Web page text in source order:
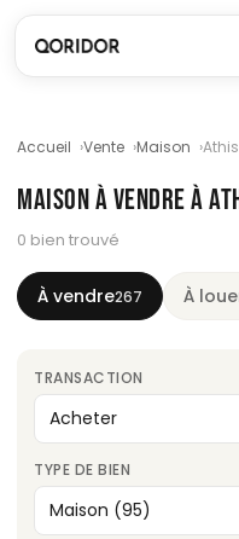
Accueil Vente Maison
MAISON À VENDRE À
0 bien trouvé
À vendre267 À
TRANSACTION
TYPE DE BIEN